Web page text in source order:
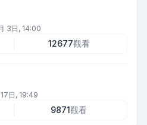
3日, 14:00
12677觀看
日, 19:49
9871觀看